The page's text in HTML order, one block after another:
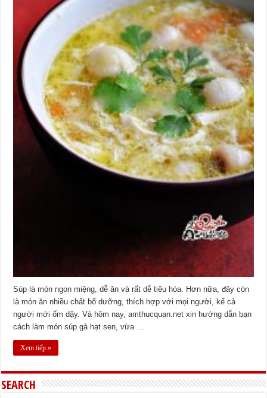
Súp là món ngon miệng, dễ ăn và rất dễ tiêu hóa. Hơn nữa, đây còn
là món ăn nhiều chất bổ dưỡng, thích hợp với mọi người, kể cả
người mới ốm dậy. Và hôm nay, amthucquan.net xin hướng dẫn bạn
cách làm món súp gà hạt sen, vừa …
Xem tiếp »
SEARCH